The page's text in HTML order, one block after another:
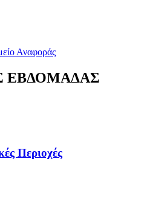
Αναφοράς
ΕΒΔΟΜΑΔΑΣ
Περιοχές